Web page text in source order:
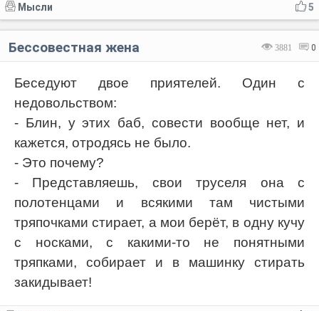
5
Мысли
3881 0
Бессовестная жена
Беседуют двое приятелей. Один с
недовольством:
- Блин, у этих баб, совести вообще нет, и
кажется, отродясь не было.
- Это почему?
- Представляешь, свои труселя она с
полотенцами и всякими там чистыми
тряпочками стирает, а мои берёт, в одну кучу
с носками, с какими-то не понятными
тряпками, собирает и в машинку стирать
закидывает!